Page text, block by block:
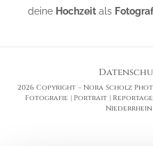
deine Hochzeitals
2026 Copyright – Nora Scholz
Fotografie | Portrait |
Niederrhein